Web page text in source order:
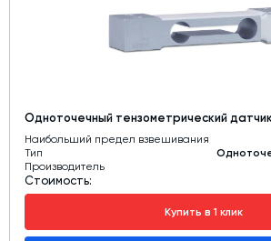
Одноточечный тензометрический
Наибольший предел взвешивания
Тип
Производитель
Стоимость:
Купить в 1 клик